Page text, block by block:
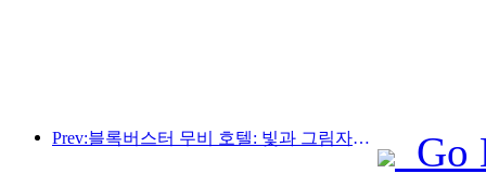
Prev:블록버스터 무비 호텔: 빛과 그림자의 여정에 푹 빠진 블록버스터 무비 호텔은 새로운 여행 경험을 정의합니다.
Go